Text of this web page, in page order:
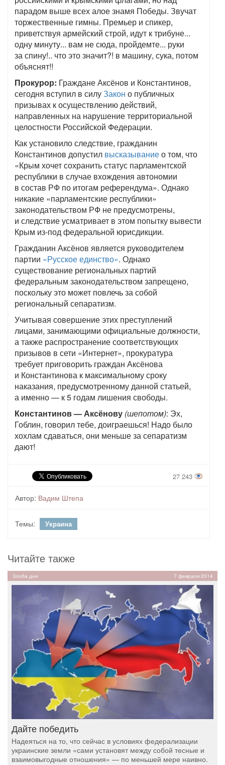
парадом выше всех алое знамя Победы. Звучат
торжественные гимны. Премьер и спикер,
приветствуя армейский строй, идут к трибуне...
одну минуту... вам не сюда, пройдемте... руки
за спину!.. что это значит?! в машину, сука, потом
объяснят!!
Прокурор: Граждане Аксёнов и Константинов,
сегодня вступил в силуЗакон о публичных
призывах к осуществлению действий,
направленных на нарушение территориальной
целостности Российской Федерации.
Как установило следствие, гражданин
Константинов допустил высказываниео том, что
«Крым хочет сохранить статус парламентской
республики в случае вхождения автономии
в состав РФ по итогам референдума». Однако
никакие «парламентские республики»
законодательством РФ не предусмотрены,
и следствие усматривает в этом попытку вывести
Крым из-под федеральной юрисдикции.
Гражданин Аксёнов является руководителем
партии «Русское единство». Однако
существование региональных партий
федеральным законодательством запрещено,
поскольку это может повлечь за собой
региональный сепаратизм.
Учитывая совершение этих преступлений
лицами, занимающими официальные должности,
а также распространение соответствующих
призывов в сети «Интернет», прокуратура
требует приговорить граждан Аксёнова
и Константинова к максимальному сроку
наказания, предусмотренному данной статьей,
а именно — к 5 годам лишения свободы.
Константинов — Аксёнову (шепотом): Эх,
Гоблин, говорил тебе, доиграешься! Надо было
хохлам сдаваться, они меньше за сепаратизм
дают!
27 243
Автор: Вадим Штепа
Темы: Украина
Читайте также
Злоба дня 7 февраля 2014
Дайте победить
Надеяться на то, что сейчас в условиях федерализации
украинские земли «сами установят между собой тесные и
взаимовыгодные отношения» — по меньшей мере наивно.